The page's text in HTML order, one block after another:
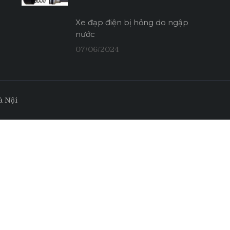
Xe đạp điện bị hỏng do ngập
nước
07/06/2024
Nội